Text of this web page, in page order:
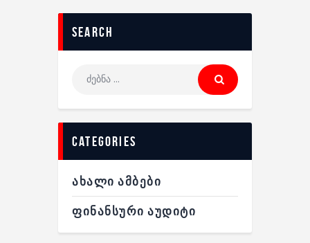
search
categories
ᲐᲮᲐᲚᲘ ᲐᲛᲑᲔᲑᲘ
ᲤᲘᲜᲐᲜᲡᲣᲠᲘ ᲐᲣᲓᲘᲢᲘ